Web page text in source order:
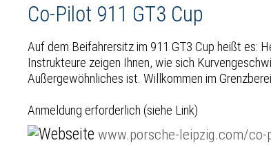
Co-Pilot 911 GT3 Cup
Auf dem Beifahrersitz im 911 GT3 Cup heißt es:
Instrukteure zeigen Ihnen, wie sich
Außergewöhnliches ist. Willkommen im
Anmeldung erforderlich (siehe Link)
www.porsche-leipzig.com/co-